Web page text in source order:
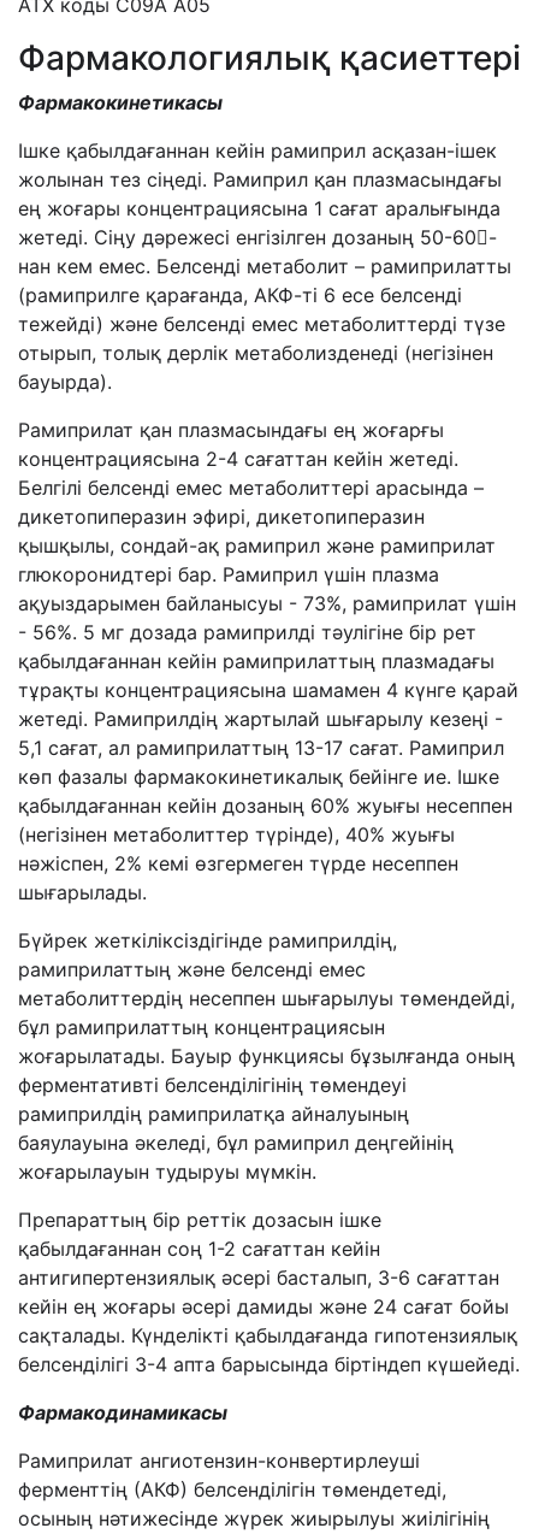
АТХ коды С09А А05
Фармакологиялық қасиеттері
Фармакокинетикасы
Ішке қабылдағаннан кейін рамиприл асқазан-ішек
жолынан тез сіңеді. Рамиприл қан плазмасындағы
ең жоғары концентрациясына 1 сағат аралығында
жетеді. Сіңу дәрежесі енгізілген дозаның 50-60-
нан кем емес. Белсенді метаболит – рамиприлатты
(рамиприлге қарағанда, АКФ-ті 6 есе белсенді
тежейді) және белсенді емес метаболиттерді түзе
отырып, толық дерлік метаболизденеді (негізінен
бауырда).
Рамиприлат қан плазмасындағы ең жоғарғы
концентрациясына 2-4 сағаттан кейін жетеді.
Белгілі белсенді емес метаболиттері арасында –
дикетопиперазин эфирі, дикетопиперазин
қышқылы, сондай-ақ рамиприл және рамиприлат
глюкоронидтері бар. Рамиприл үшін плазма
ақуыздарымен байланысуы - 73%, рамиприлат үшін
- 56%. 5 мг дозада рамиприлді тәулігіне бір рет
қабылдағаннан кейін рамиприлаттың плазмадағы
тұрақты концентрациясына шамамен 4 күнге қарай
жетеді. Рамиприлдің жартылай шығарылу кезеңі -
5,1 сағат, ал рамиприлаттың 13-17 сағат. Рамиприл
көп фазалы фармакокинетикалық бейінге ие. Ішке
қабылдағаннан кейін дозаның 60% жуығы несеппен
(негізінен метаболиттер түрінде), 40% жуығы
нәжіспен, 2% кемі өзгермеген түрде несеппен
шығарылады.
Бүйрек жеткіліксіздігінде рамиприлдің,
рамиприлаттың және белсенді емес
метаболиттердің несеппен шығарылуы төмендейді,
бұл рамиприлаттың концентрациясын
жоғарылатады. Бауыр функциясы бұзылғанда оның
ферментативті белсенділігінің төмендеуі
рамиприлдің рамиприлатқа айналуының
баяулауына әкеледі, бұл рамиприл деңгейінің
жоғарылауын тудыруы мүмкін.
Препараттың бір реттік дозасын ішке
қабылдағаннан соң 1-2 сағаттан кейін
антигипертензиялық әсері басталып, 3-6 сағаттан
кейін ең жоғары әсері дамиды және 24 сағат бойы
сақталады. Күнделікті қабылдағанда гипотензиялық
белсенділігі 3-4 апта барысында біртіндеп күшейеді.
Фармакодинамикасы
Рамиприлат ангиотензин-конвертирлеуші
ферменттің (АКФ) белсенділігін төмендетеді,
осының нәтижесінде жүрек жиырылуы жиілігінің